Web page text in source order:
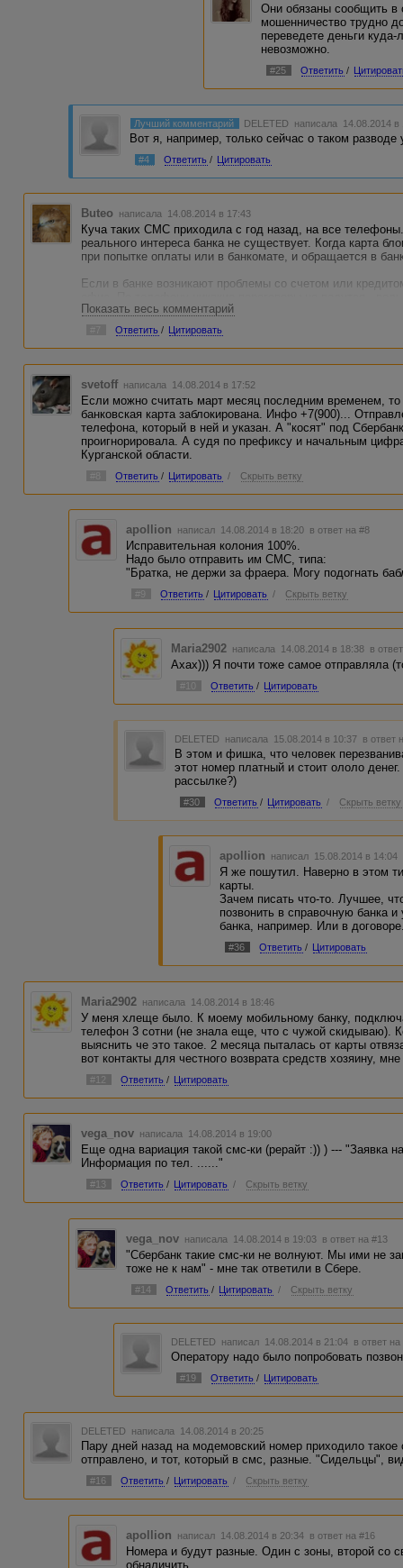
Они обязаны сообщить в
мошенничество трудно
переведете деньги куда-
невозможно.
#25 Ответить /
Лучший комментарий DELETED написала 14.08.2014
Вот я, например, только сейчас о таком разводе
#4 Ответить / Цитировать
Buteo написала 14.08.2014 в 17:43
Куча таких СМС приходила с год назад, на все
реального интереса банка не существует. Когда карта
при попытке оплаты или в банкомате, и обращается в
Если в банке возникают проблемы со счетом или
в данный момент. Это нарушает права клиента.
Показать весь комментарий
Ответить / Цитировать
svetoff написала 14.08.2014 в 17:52
Если можно считать март месяц последним временем,
банковская карта заблокирована. Инфо +7(900)...
телефона, который в ней и указан. А "косят" под
проигнорировала. А судя по префиксу и начальным
Курганской области.
Ответить / Цитировать / Скрыть ветку
apollion написал 14.08.2014 в 18:20 в ответ на #8
Исправительная колония 100%.
Надо было отправить им СМС, типа:
"Братка, не держи за фраера. Могу подогнать
#9 Ответить / Цитировать / Скрыть ветку
Maria2902 написала 14.08.2014 в 18:38 в
Ахах))) Я почти тоже самое отправляла
#10 Ответить / Цитировать
DELETED написала 15.08.2014 в 10:37 в ответ
В этом и фишка, что человек
этот номер платный и стоит ололо
рассылке?)
#30 Ответить / Цитировать / Скрыть ветку
apollion написал 15.08.2014 в 14:04
Я же пошутил. Наверно в этом
карты.
Зачем писать что-то. Лучшее,
позвонить в справочную банка
банка, например. Или в
#36 Ответить / Цитировать
Maria2902 написала 14.08.2014 в 18:46
У меня хлеще было. К моему мобильному банку,
телефон 3 сотни (не знала еще, что с чужой скидываю).
выяснить че это такое. 2 месяца пыталась от карты
вот контакты для честного возврата средств хозяину,
#12 Ответить / Цитировать
vega_nov написала 14.08.2014 в 19:00
Еще одна вариация такой смс-ки (рерайт :)) ) --- "Заявка
Информация по тел. ......"
#13 Ответить / Цитировать / Скрыть ветку
vega_nov написала 14.08.2014 в 19:03 в ответ на #13
"Сбербанк такие смс-ки не волнуют. Мы ими не
тоже не к нам" - мне так ответили в Сбере.
#14 Ответить / Цитировать / Скрыть ветку
DELETED написал 14.08.2014 в 21:04 в ответ
Оператору надо было попробовать
#19 Ответить / Цитировать
DELETED написала 14.08.2014 в 20:25
Пару дней назад на модемовский номер приходило
отправлено, и тот, который в смс, разные. "Сидельцы",
#16 Ответить / Цитировать / Скрыть ветку
apollion написал 14.08.2014 в 20:34 в ответ на #16
Номера и будут разные. Один с зоны, второй со
обналичить.